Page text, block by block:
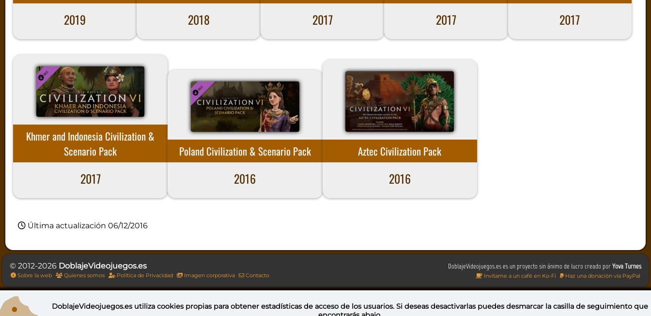
2019 2018 2017 2017 2017
Khmer and Indonesia Civilization &
Scenario Pack
2017
Poland Civilization & Scenario Pack
2016
Aztec Civilization Pack
2016
Última actualización 06/12/2016
DoblajeVideojuegos.es es un proyecto sin ánimo de lucro creado porYova Turnes
Invítame a un café en Ko-Fi Haz una donación vía PayPal
© 2012-2026 DoblajeVideojuegos.es
Sobre la web Quienes somos Política de Privacidad Imagen corporativa Contacto
DoblajeVideojuegos.es utilizacookies propiaspara obtener estadísticas de acceso de los usuarios. Si deseas desactivarlas puedesdesmarcar la casilla de seguimiento que